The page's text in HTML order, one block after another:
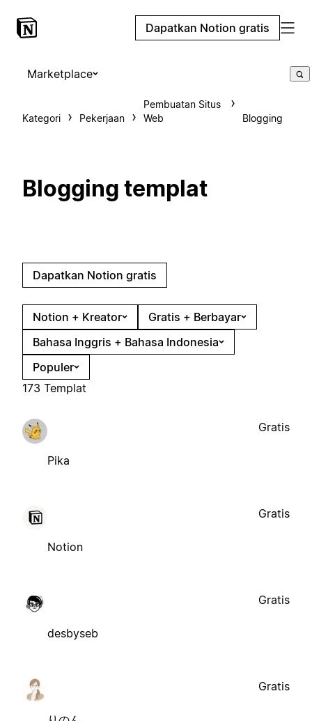
Dapatkan Notion gratis
Marketplace
Kategori Pekerjaan
Pembuatan Situs
Web
Blogging
Blogging templat
Dapatkan Notion gratis
Notion + Kreator
Gratis + Berbayar
Bahasa Inggris + Bahasa Indonesia
Populer
173 Templat
Pika
Gratis
Notion
Gratis
desbyseb
Gratis
Gratis